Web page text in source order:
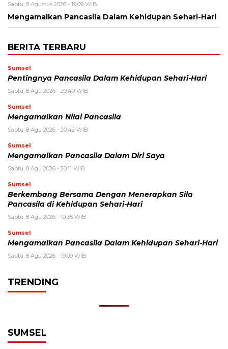
Sabtu, 8 Agustus 2026 - 19:09 WIB
Mengamalkan Pancasila Dalam Kehidupan Sehari-Hari
BERITA TERBARU
Sumsel
Pentingnya Pancasila Dalam Kehidupan Sehari-Hari
Sabtu, 8 Agu 2026 - 20:49 WIB
Sumsel
Mengamalkan Nilai Pancasila
Sabtu, 8 Agu 2026 - 20:42 WIB
Sumsel
Mengamalkan Pancasila Dalam Diri Saya
Sabtu, 8 Agu 2026 - 20:11 WIB
Sumsel
Berkembang Bersama Dengan Menerapkan Sila
Pancasila di Kehidupan Sehari-Hari
Sabtu, 8 Agu 2026 - 19:35 WIB
Sumsel
Mengamalkan Pancasila Dalam Kehidupan Sehari-Hari
Sabtu, 8 Agu 2026 - 19:09 WIB
TRENDING
SUMSEL